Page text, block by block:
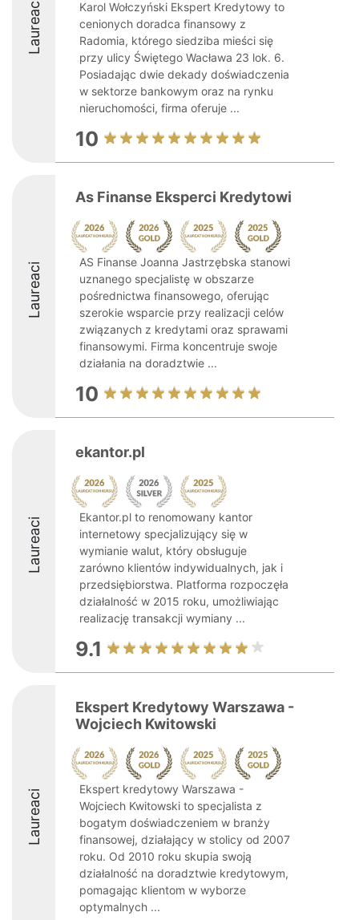
Laureaci
Karol Wołczyński Ekspert Kredytowy to
cenionych doradca finansowy z
Radomia, którego siedziba mieści się
przy ulicy Świętego Wacława 23 lok. 6.
Posiadając dwie dekady doświadczenia
w sektorze bankowym oraz na rynku
nieruchomości, firma oferuje ...
10
Laureaci
As Finanse Eksperci Kredytowi
AS Finanse Joanna Jastrzębska stanowi
uznanego specjalistę w obszarze
pośrednictwa finansowego, oferując
szerokie wsparcie przy realizacji celów
związanych z kredytami oraz sprawami
finansowymi. Firma koncentruje swoje
działania na doradztwie ...
10
Laureaci
ekantor.pl
Ekantor.pl to renomowany kantor
internetowy specjalizujący się w
wymianie walut, który obsługuje
zarówno klientów indywidualnych, jak i
przedsiębiorstwa. Platforma rozpoczęła
działalność w 2015 roku, umożliwiając
realizację transakcji wymiany ...
9.1
Laureaci
Ekspert Kredytowy Warszawa -
Wojciech Kwitowski
Ekspert kredytowy Warszawa -
Wojciech Kwitowski to specjalista z
bogatym doświadczeniem w branży
finansowej, działający w stolicy od 2007
roku. Od 2010 roku skupia swoją
działalność na doradztwie kredytowym,
pomagając klientom w wyborze
optymalnych ...